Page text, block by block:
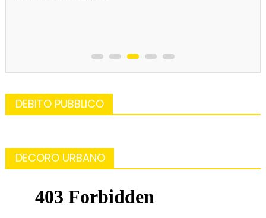
DEBITO PUBBLICO
DECORO URBANO